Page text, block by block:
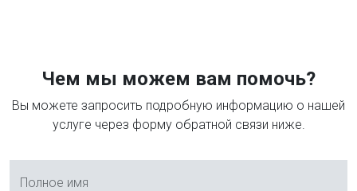
Чем мы можем вам помочь?
Вы можете запросить подробную информацию о нашей
услуге через форму обратной связи ниже.
Полное имя